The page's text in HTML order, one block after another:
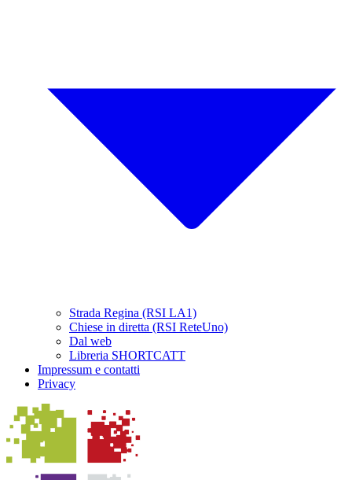
Strada Regina (RSI LA1)
Chiese in diretta (RSI ReteUno)
Dal web
Libreria SHORTCATT
Impressum e contatti
Privacy